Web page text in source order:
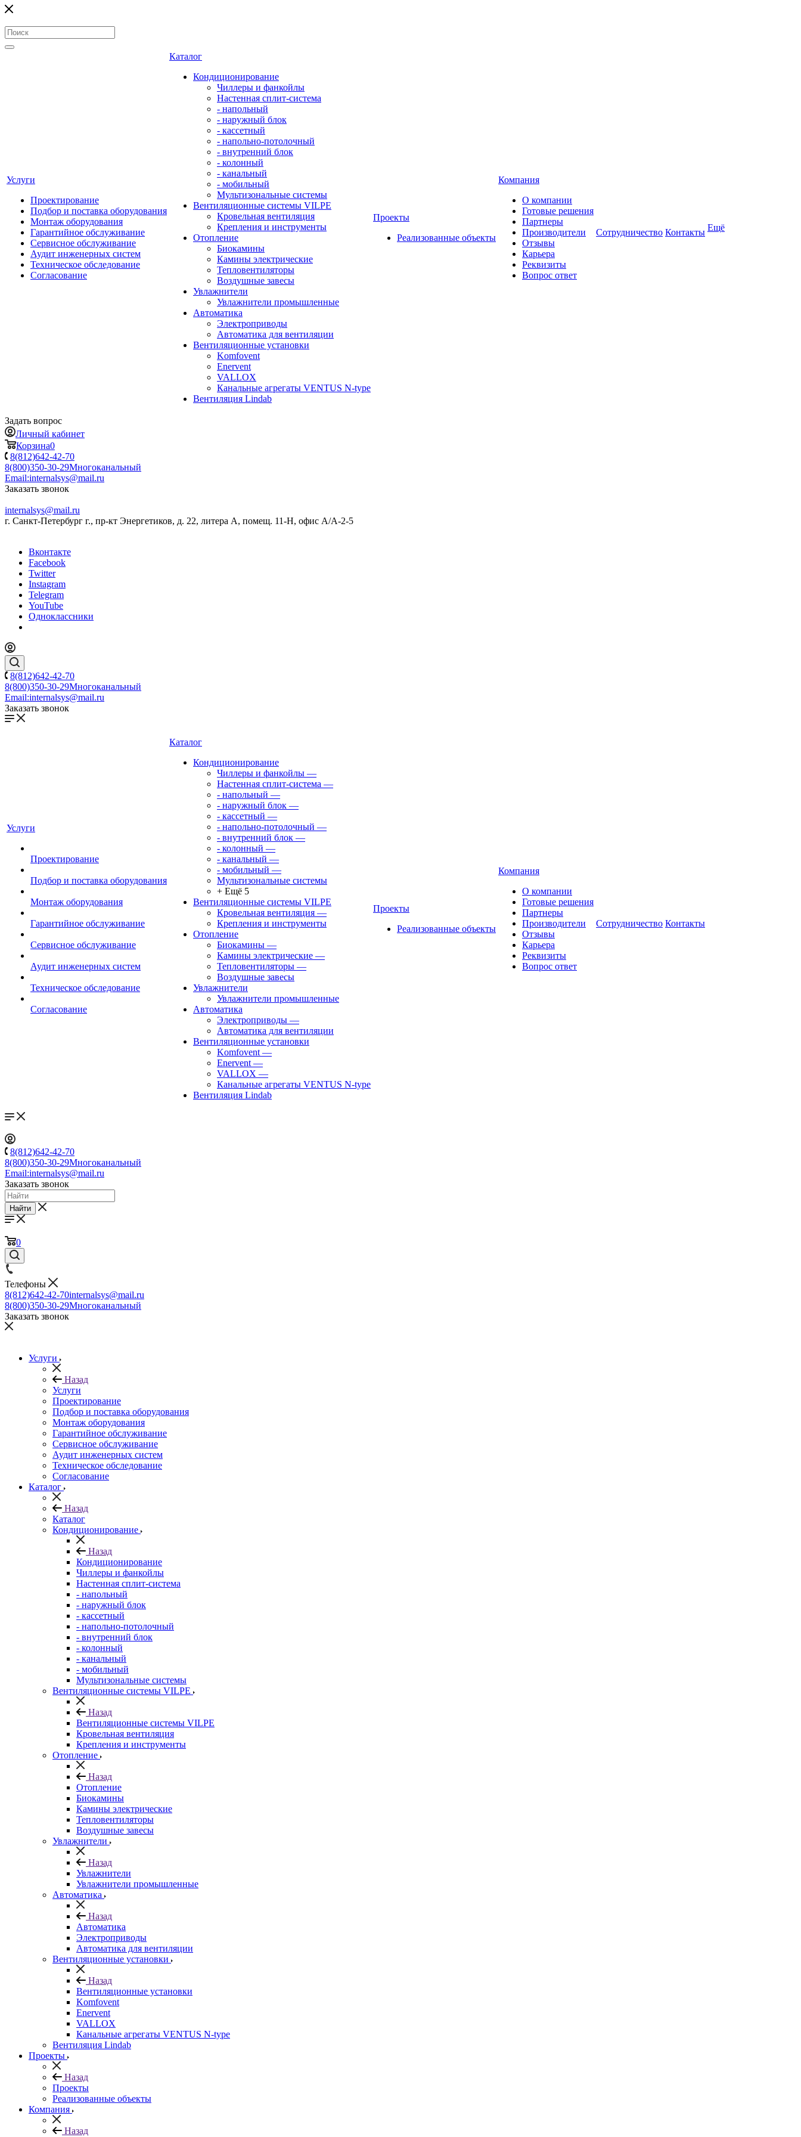
Услуги
Проектирование
Подбор и поставка оборудования
Монтаж оборудования
Гарантийное обслуживание
Сервисное обслуживание
Аудит инженерных систем
Техническое обследование
Согласование
Каталог
Кондиционирование
Чиллеры и фанкойлы
Настенная сплит-система
- напольный
- наружный блок
- кассетный
- напольно-потолочный
- внутренний блок
- колонный
- канальный
- мобильный
Мультизональные системы
Вентиляционные системы VILPE
Кровельная вентиляция
Крепления и инструменты
Отопление
Биокамины
Камины электрические
Тепловентиляторы
Воздушные завесы
Увлажнители
Увлажнители промышленные
Автоматика
Электроприводы
Автоматика для вентиляции
Вентиляционные установки
Komfovent
Enervent
VALLOX
Канальные агрегаты VENTUS N-type
Вентиляция Lindab
Проекты
Реализованные объекты
Компания
О компании
Готовые решения
Партнеры
Производители
Отзывы
Карьера
Реквизиты
Вопрос ответ
Сотрудничество Контакты Ещё
Задать вопрос
Личный кабинет
Корзина0
8(812)642-42-70
8(800)350-30-29Многоканальный
Email:internalsys@mail.ru
Заказать звонок
internalsys@mail.ru
г. Санкт-Петербург г., пр-кт Энергетиков, д. 22, литера А, помещ. 11-Н, офис А/А-2-5
Вконтакте
Facebook
Twitter
Instagram
Telegram
YouTube
Одноклассники
8(812)642-42-70
8(800)350-30-29Многоканальный
Email:internalsys@mail.ru
Заказать звонок
Услуги
Проектирование
Подбор и поставка оборудования
Монтаж оборудования
Гарантийное обслуживание
Сервисное обслуживание
Аудит инженерных систем
Техническое обследование
Согласование
Каталог
Кондиционирование
Чиллеры и фанкойлы —
Настенная сплит-система —
- напольный —
- наружный блок —
- кассетный —
- напольно-потолочный —
- внутренний блок —
- колонный —
- канальный —
- мобильный —
Мультизональные системы
+ Ещё 5
Вентиляционные системы VILPE
Кровельная вентиляция —
Крепления и инструменты
Отопление
Биокамины —
Камины электрические —
Тепловентиляторы —
Воздушные завесы
Увлажнители
Увлажнители промышленные
Автоматика
Электроприводы —
Автоматика для вентиляции
Вентиляционные установки
Komfovent —
Enervent —
VALLOX —
Канальные агрегаты VENTUS N-type
Вентиляция Lindab
Проекты
Реализованные объекты
Компания
О компании
Готовые решения
Партнеры
Производители
Отзывы
Карьера
Реквизиты
Вопрос ответ
Сотрудничество Контакты
8(812)642-42-70
8(800)350-30-29Многоканальный
Email:internalsys@mail.ru
Заказать звонок
Найти
0
Телефоны
8(812)642-42-70internalsys@mail.ru
8(800)350-30-29Многоканальный
Заказать звонок
Услуги
Назад
Услуги
Проектирование
Подбор и поставка оборудования
Монтаж оборудования
Гарантийное обслуживание
Сервисное обслуживание
Аудит инженерных систем
Техническое обследование
Согласование
Каталог
Назад
Каталог
Кондиционирование
Назад
Кондиционирование
Чиллеры и фанкойлы
Настенная сплит-система
- напольный
- наружный блок
- кассетный
- напольно-потолочный
- внутренний блок
- колонный
- канальный
- мобильный
Мультизональные системы
Вентиляционные системы VILPE
Назад
Вентиляционные системы VILPE
Кровельная вентиляция
Крепления и инструменты
Отопление
Назад
Отопление
Биокамины
Камины электрические
Тепловентиляторы
Воздушные завесы
Увлажнители
Назад
Увлажнители
Увлажнители промышленные
Автоматика
Назад
Автоматика
Электроприводы
Автоматика для вентиляции
Вентиляционные установки
Назад
Вентиляционные установки
Komfovent
Enervent
VALLOX
Канальные агрегаты VENTUS N-type
Вентиляция Lindab
Проекты
Назад
Проекты
Реализованные объекты
Компания
Назад